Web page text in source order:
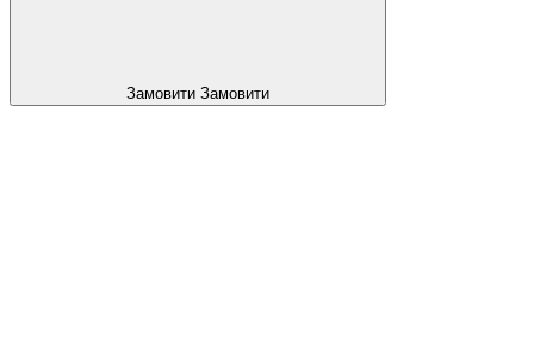
Замовити Замовити